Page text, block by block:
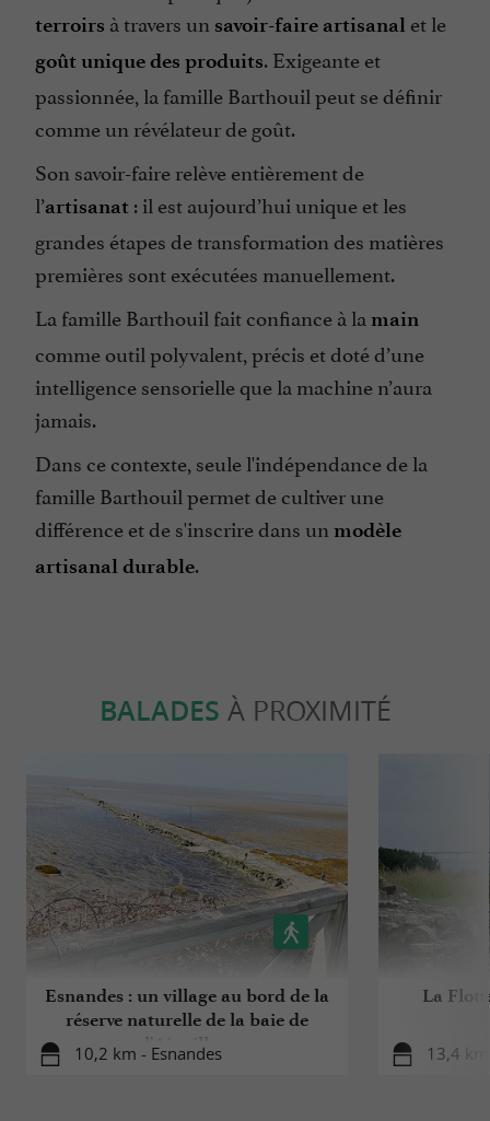
terroirs à travers un savoir-faire artisanal et le
goût unique des produits. Exigeante et
passionnée, la famille Barthouil peut se définir
comme un révélateur de goût.
Son savoir-faire relève entièrement de
l’artisanat : il est aujourd’hui unique et les
grandes étapes de transformation des matières
premières sont exécutées manuellement.
La famille Barthouil fait confiance à la main
comme outil polyvalent, précis et doté d’une
intelligence sensorielle que la machine n’aura
jamais.
Dans ce contexte, seule l'indépendance de la
famille Barthouil permet de cultiver une
différence et de s'inscrire dans un modèle
artisanal durable.
BALADES À PROXIMITÉ
Esnandes : un village au bord de la
réserve naturelle de la baie de
l'Aiguillon
10,2 km - Esnandes
La
13,4